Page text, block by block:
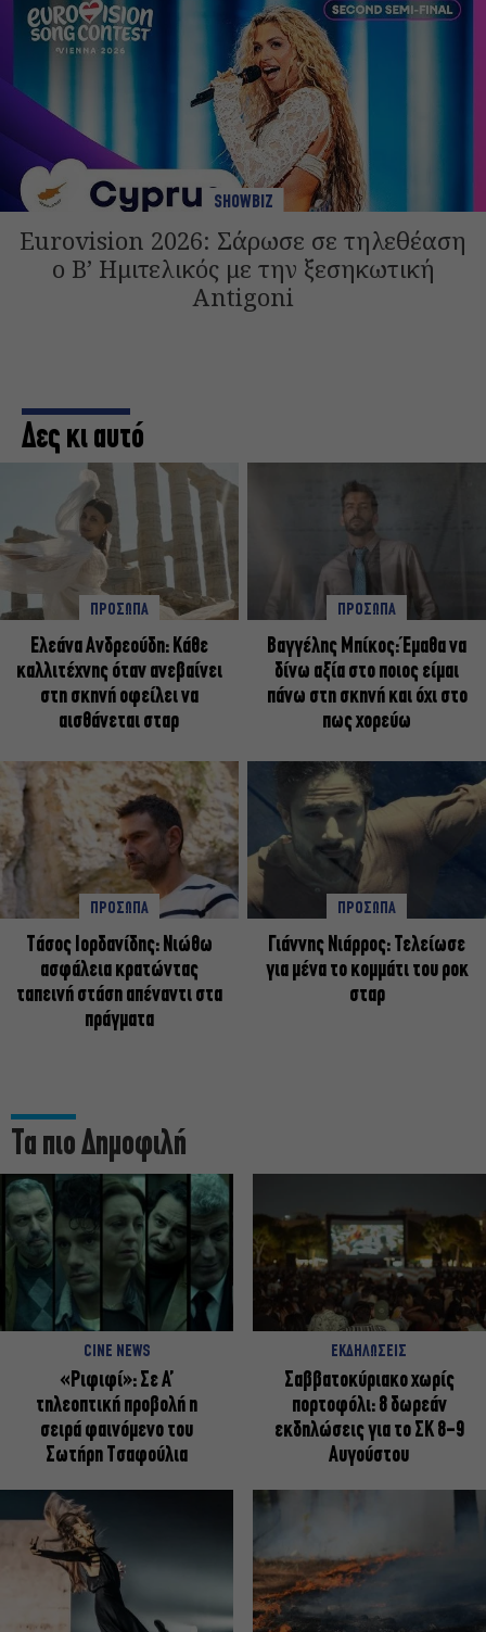
SHOWBIZ
Eurovision 2026: Σάρωσε σε τηλεθέαση
ο Β’ Ημιτελικός με την ξεσηκωτική
Antigoni
Δες κι αυτό
ΠΡΟΣΩΠΑ
Ελεάνα Ανδρεούδη: Κάθε
καλλιτέχνης όταν ανεβαίνει
στη σκηνή οφείλει να
αισθάνεται σταρ
ΠΡΟΣΩΠΑ
Βαγγέλης Μπίκος: Έμαθα να
δίνω αξία στο ποιος είμαι
πάνω στη σκηνή και όχι στο
πως χορεύω
ΠΡΟΣΩΠΑ
Tάσος Ιορδανίδης: Νιώθω
ασφάλεια κρατώντας
ταπεινή στάση απέναντι στα
πράγματα
ΠΡΟΣΩΠΑ
Γιάννης Νιάρρος: Τελείωσε
για μένα το κομμάτι του ροκ
σταρ
Τα πιο Δημοφιλή
CINE NEWS
«Ριφιφί»: Σε Α’
τηλεοπτική προβολή η
σειρά φαινόμενο του
Σωτήρη Τσαφούλια
ΕΚΔΗΛΩΣΕΙΣ
Σαββατοκύριακο χωρίς
πορτοφόλι: 8 δωρεάν
εκδηλώσεις για το ΣΚ 8-9
Αυγούστου